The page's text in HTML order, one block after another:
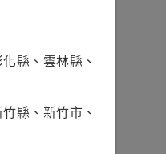
縣、雲林縣、
縣、新竹市、